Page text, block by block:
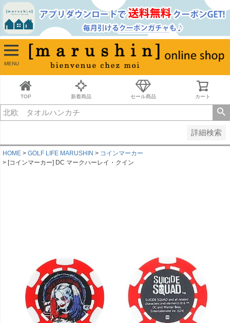
MENU
TOP 新着商品 セール商品 カート
詳細検索
並び順
新着順
古い順
価格が安い順
価格が高い順
キーワードヒット順
HOME GOLF LIFE MARUSHIN
コインマーカー
[コインマーカー] DC マークハーレイ・クイン